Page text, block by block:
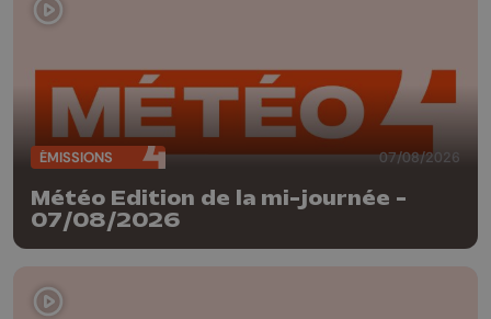
ÉMISSIONS 07/08/2026
Météo Edition de la mi-journée -
07/08/2026